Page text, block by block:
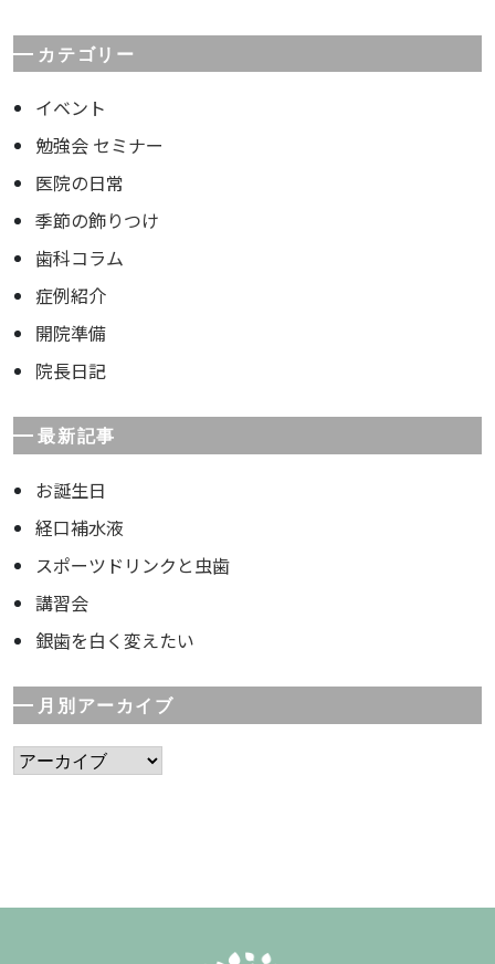
カテゴリー
イベント
勉強会 セミナー
医院の日常
季節の飾りつけ
歯科コラム
症例紹介
開院準備
院長日記
最新記事
お誕生日
経口補水液
スポーツドリンクと虫歯
講習会
銀歯を白く変えたい
月別アーカイブ